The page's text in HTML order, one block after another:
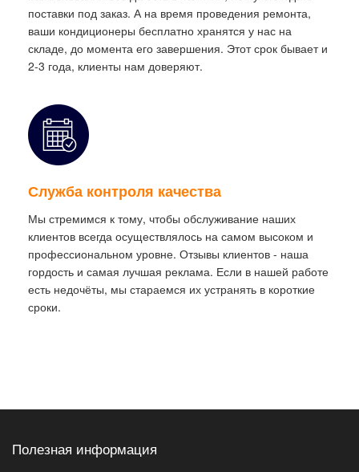
поставки под заказ. А на время проведения ремонта,
ваши кондиционеры бесплатно хранятся у нас на
складе, до момента его завершения. Этот срок бывает и
2-3 года, клиенты нам доверяют.
Служба контроля качества
Мы стремимся к тому, чтобы обслуживание наших
клиентов всегда осуществлялось на самом высоком и
профессиональном уровне. Отзывы клиентов - наша
гордость и самая лучшая реклама. Если в нашей работе
есть недочёты, мы стараемся их устранять в короткие
сроки.
Полезная информация